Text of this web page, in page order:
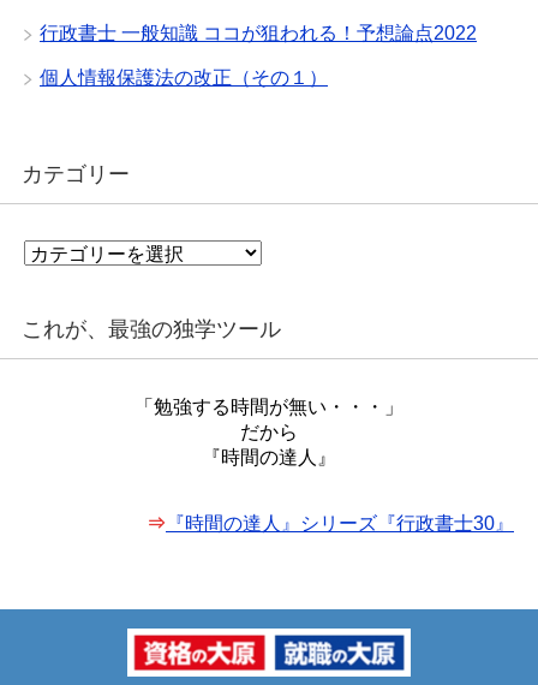
行政書士 一般知識 ココが狙われる！予想論点2022
個人情報保護法の改正（その１）
カテゴリー
カ
リ
これが、最強の独学ツール
「勉強する時間が無い・・・」
だから
『時間の達人』
⇒ 『時間の達人』シリーズ『行政書士30』